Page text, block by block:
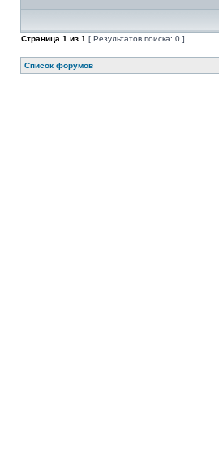
Страница 1 из 1 [ Результатов поиска: 0 ]
Список форумов